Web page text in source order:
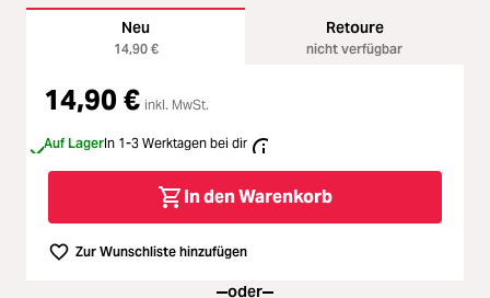
Loading...
Loading... SALE
Loading...
Neu
14,90 €
Retoure
nicht verfügbar
14,90 € inkl. MwSt.
Auf LagerIn 1-3 Werktagen bei dir
In den Warenkorb
Zur Wunschliste hinzufügen
oder